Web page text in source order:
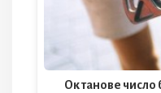
Октанове число